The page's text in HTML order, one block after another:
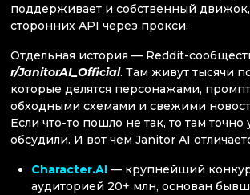
поддерживает и собственный
сторонних API через прокси.
Отдельная история — Reddit-
r/JanitorAI_Official. Там живут тысячи
которые делятся персонажами,
обходными схемами и свежими
Если что-то пошло не так, то там точно
обсудили. И вот чем Janitor AI
Character.AI — крупнейший
аудиторией 20+ млн, основан